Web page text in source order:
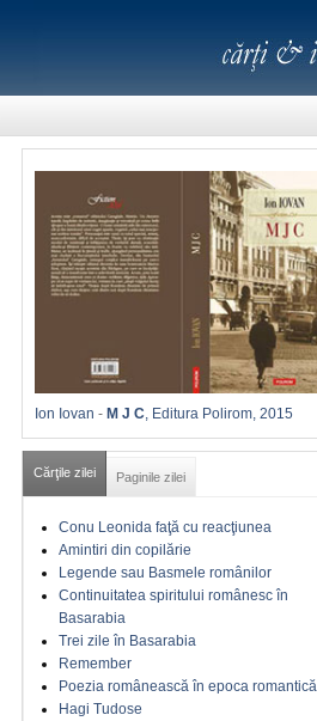
Ion Iovan - M J C, Editura Polirom, 2015
Cărţile zilei Paginile zilei
Conu Leonida faţă cu reacţiunea
Amintiri din copilărie
Legende sau Basmele românilor
Continuitatea spiritului românesc în
Basarabia
Trei zile în Basarabia
Remember
Poezia românească în epoca romantică
Hagi Tudose